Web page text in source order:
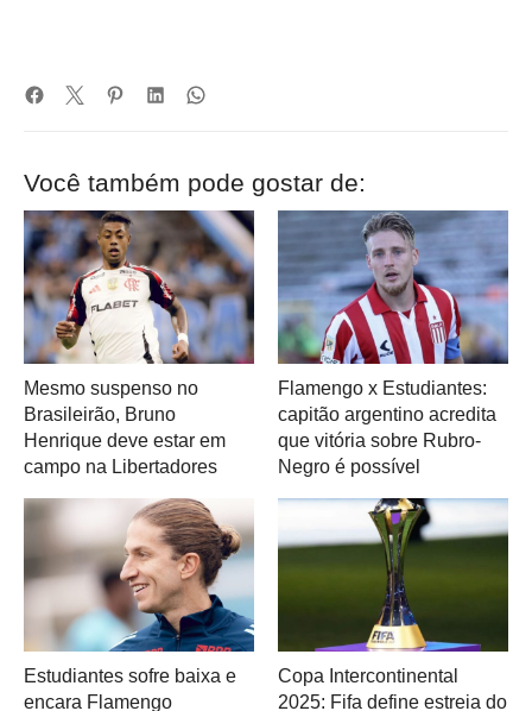
Você também pode gostar de:
Mesmo suspenso no
Brasileirão, Bruno
Henrique deve estar em
campo na Libertadores
Flamengo x Estudiantes:
capitão argentino acredita
que vitória sobre Rubro-
Negro é possível
Estudiantes sofre baixa e
encara Flamengo
Copa Intercontinental
2025: Fifa define estreia do